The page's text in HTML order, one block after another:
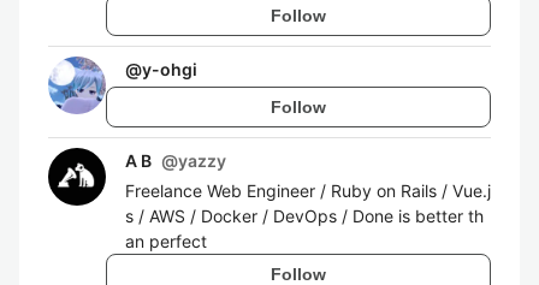
Follow
@y-ohgi
Follow
A B @yazzy
Freelance Web Engineer / Ruby on Rails / Vue.j
s / AWS / Docker / DevOps / Done is better th
an perfect
Follow